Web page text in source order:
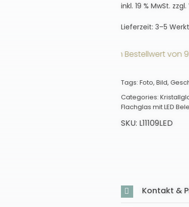
inkl. 19 % MwSt. zzgl.
Lieferzeit: 3–5
Versandkostenfrei ab einem Bestellwert von 99€
Tags: Foto, Bild,
Categories:
Flachglas mit LED
SKU: L11109LED
Kontakt &